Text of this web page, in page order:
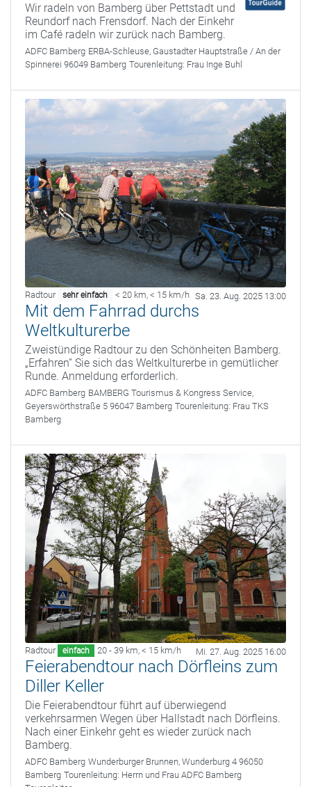
Wir radeln von Bamberg über Pettstadt und
Reundorf nach Frensdorf. Nach der Einkehr
im Café radeln wir zurück nach Bamberg.
ADFC Bamberg ERBA-Schleuse, Gaustadter Hauptstraße / An der
Spinnerei 96049 Bamberg Tourenleitung: Frau Inge Buhl
Radtour sehr einfach < 20 km, < 15 km/h Sa. 23. Aug. 2025 13:00
Mit dem Fahrrad durchs
Weltkulturerbe
Zweistündige Radtour zu den Schönheiten Bamberg.
„Erfahren“ Sie sich das Weltkulturerbe in gemütlicher
Runde. Anmeldung erforderlich.
ADFC Bamberg BAMBERG Tourismus & Kongress Service,
Geyerswörthstraße 5 96047 Bamberg Tourenleitung: Frau TKS
Bamberg
Radtour einfach 20 - 39 km, < 15 km/h Mi. 27. Aug. 2025 16:00
Feierabendtour nach Dörfleins zum
Diller Keller
Die Feierabendtour führt auf überwiegend
verkehrsarmen Wegen über Hallstadt nach Dörfleins.
Nach einer Einkehr geht es wieder zurück nach
Bamberg.
ADFC Bamberg Wunderburger Brunnen, Wunderburg 4 96050
Bamberg Tourenleitung: Herrn und Frau ADFC Bamberg